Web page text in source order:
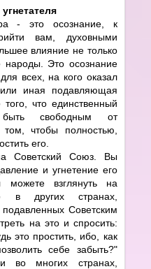
- это осознание, к
вам, духовными
влияние не только
Это осознание
всех, на кого оказал
иная подавляющая
что единственный
быть свободным от
том, чтобы полностью,
его.
Советский Союз. Вы
и угнетение его
можете взглянуть на
в других странах,
Советским
на это и спросить:
это простить, ибо, как
себе забыть?"
во многих странах,